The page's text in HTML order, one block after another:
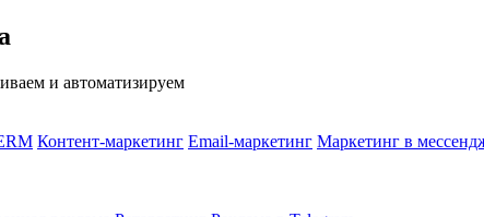
и автоматизируем
Контент-маркетинг Email-маркетинг Маркетинг в